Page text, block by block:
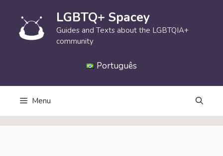
content
LGBTQ+ Spacey
Guides and Texts about the LGBTQIA+
community
Português
Menu